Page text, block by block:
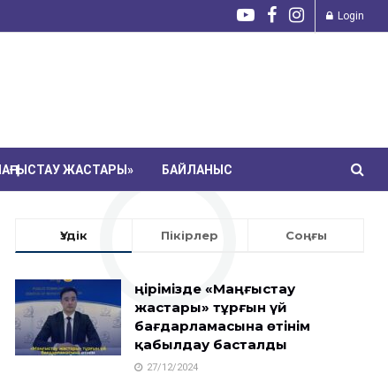
Login
ЖАСТАРЫ» БАЙЛАНЫС
Үздік Пікірлер Соңғы
Өңірімізде «Маңғыстау
жастары» тұрғын үй
бағдарламасына өтінім
қабылдау басталды
27/12/2024